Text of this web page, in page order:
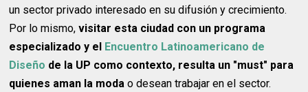
un sector privado interesado en su difusión y crecimiento.
Por lo mismo,visitar esta ciudad con un programa
especializado y el Encuentro Latinoamericano de
Diseño de la UP como contexto, resulta un "must" para
quienes aman la modao desean trabajar en el sector.